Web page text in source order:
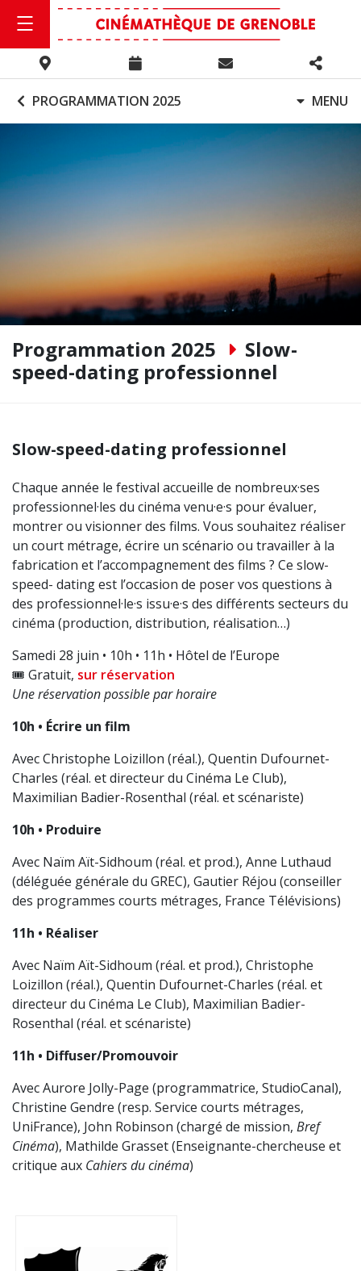
PROGRAMMATION 2025 MENU
Programmation 2025
Slow-
speed-dating professionnel
Slow-speed-dating professionnel
Chaque année le festival accueille de nombreux·ses
professionnel·les du cinéma venu·e·s pour évaluer,
montrer ou visionner des films. Vous souhaitez réaliser
un court métrage, écrire un scénario ou travailler à la
fabrication et l’accompagnement des films ? Ce slow-
speed- dating est l’occasion de poser vos questions à
des professionnel·le·s issu·e·s des différents secteurs du
cinéma (production, distribution, réalisation…)
Samedi 28 juin • 10h • 11h • Hôtel de l’Europe
🎟️ Gratuit, sur réservation
Une réservation possible par horaire
10h • Écrire un film
Avec Christophe Loizillon (réal.), Quentin Dufournet-
Charles (réal. et directeur du Cinéma Le Club),
Maximilian Badier-Rosenthal (réal. et scénariste)
10h • Produire
Avec Naïm Aït-Sidhoum (réal. et prod.), Anne Luthaud
(déléguée générale du GREC), Gautier Réjou (conseiller
des programmes courts métrages, France Télévisions)
11h • Réaliser
Avec Naïm Aït-Sidhoum (réal. et prod.), Christophe
Loizillon (réal.), Quentin Dufournet-Charles (réal. et
directeur du Cinéma Le Club), Maximilian Badier-
Rosenthal (réal. et scénariste)
11h • Diffuser/Promouvoir
Avec Aurore Jolly-Page (programmatrice, StudioCanal),
Christine Gendre (resp. Service courts métrages,
UniFrance), John Robinson (chargé de mission, Bref
Cinéma), Mathilde Grasset (Enseignante-chercheuse et
critique aux Cahiers du cinéma)